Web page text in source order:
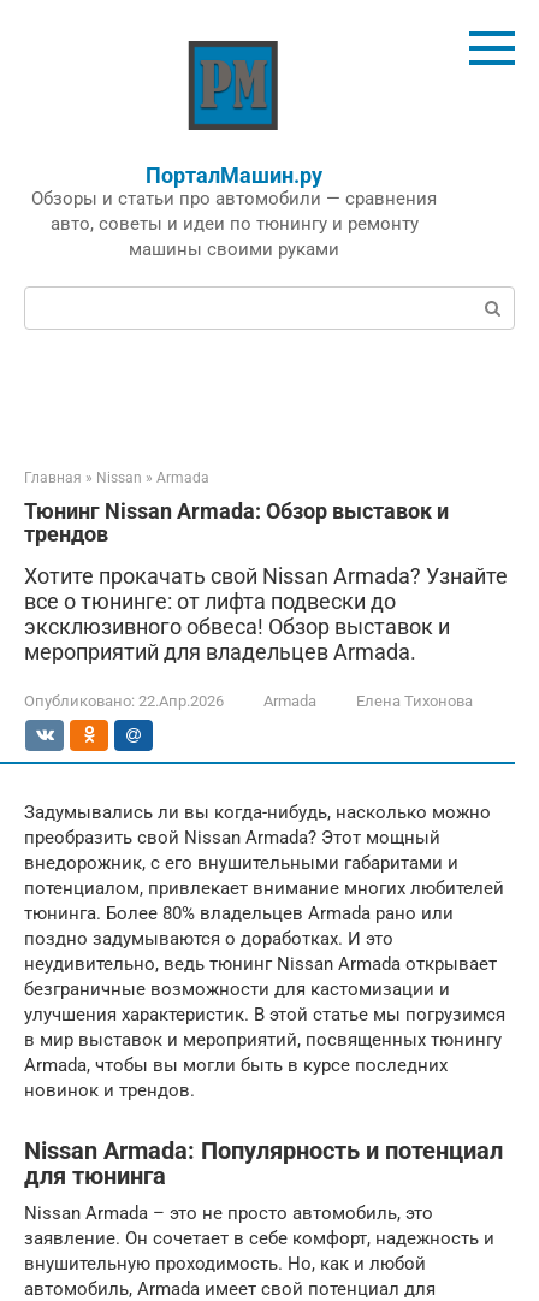
ПорталМашин.ру
Обзоры и статьи про автомобили — сравнения
авто, советы и идеи по тюнингу и ремонту
машины своими руками
Поиск:
Главная » Nissan » Armada
Тюнинг Nissan Armada: Обзор выставок и
трендов
Хотите прокачать свой Nissan Armada? Узнайте
все о тюнинге: от лифта подвески до
эксклюзивного обвеса! Обзор выставок и
мероприятий для владельцев Armada.
Опубликовано: 22.Апр.2026 Armada Елена Тихонова
Задумывались ли вы когда-нибудь, насколько можно
преобразить свой Nissan Armada? Этот мощный
внедорожник, с его внушительными габаритами и
потенциалом, привлекает внимание многих любителей
тюнинга. Более 80% владельцев Armada рано или
поздно задумываются о доработках. И это
неудивительно, ведь тюнинг Nissan Armada открывает
безграничные возможности для кастомизации и
улучшения характеристик. В этой статье мы погрузимся
в мир выставок и мероприятий, посвященных тюнингу
Armada, чтобы вы могли быть в курсе последних
новинок и трендов.
Nissan Armada: Популярность и потенциал
для тюнинга
Nissan Armada – это не просто автомобиль, это
заявление. Он сочетает в себе комфорт, надежность и
внушительную проходимость. Но, как и любой
автомобиль, Armada имеет свой потенциал для